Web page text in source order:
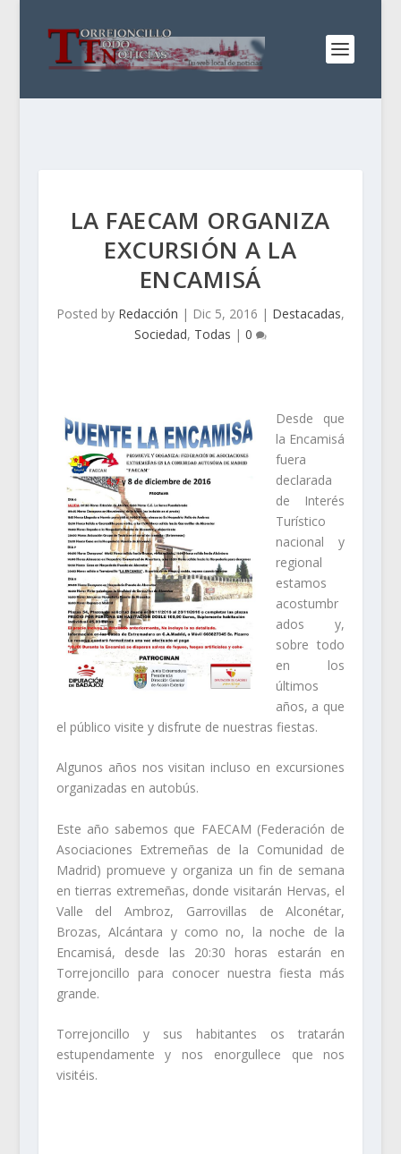
LA FAECAM ORGANIZA
EXCURSIÓN A LA
ENCAMISÁ
Posted by Redacción | Dic 5, 2016 | Destacadas,
Sociedad, Todas | 0
Desde que
la Encamisá
fuera
declarada
de Interés
Turístico
nacional y
regional
estamos
acostumbr
ados y,
sobre todo
en los
últimos
años, a que
el público visite y disfrute de nuestras fiestas.
Algunos años nos visitan incluso en excursiones
organizadas en autobús.
Este año sabemos que FAECAM (Federación de
Asociaciones Extremeñas de la Comunidad de
Madrid) promueve y organiza un fin de semana
en tierras extremeñas, donde visitarán Hervas, el
Valle del Ambroz, Garrovillas de Alconétar,
Brozas, Alcántara y como no, la noche de la
Encamisá, desde las 20:30 horas estarán en
Torrejoncillo para conocer nuestra fiesta más
grande.
Torrejoncillo y sus habitantes os tratarán
estupendamente y nos enorgullece que nos
visitéis.